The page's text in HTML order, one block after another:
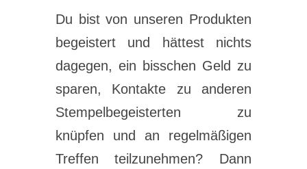
Du bist von unseren Produkten
begeistert und hättest nichts
dagegen, ein bisschen Geld zu
sparen, Kontakte zu anderen
Stempelbegeisterten zu
knüpfen und an regelmäßigen
Treffen teilzunehmen? Dann